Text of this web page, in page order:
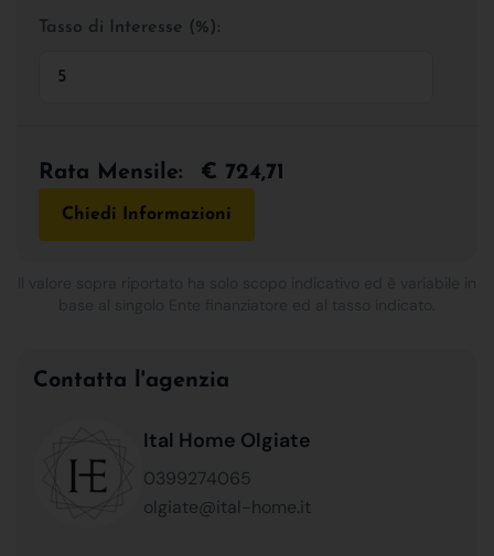
Tasso di Interesse (%):
Rata Mensile: € 724,71
Chiedi Informazioni
Contatta l'agenzia
Ital Home Olgiate
0399274065
olgiate@ital-home.it